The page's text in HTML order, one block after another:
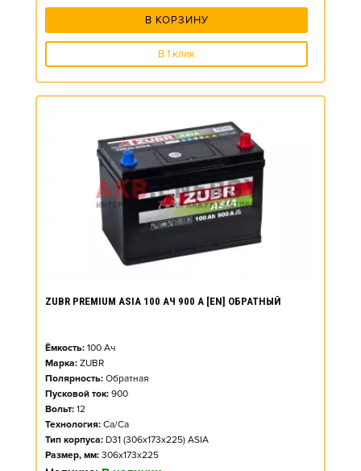
В КОРЗИНУ
В 1 клик
ZUBR PREMIUM ASIA 100 АЧ 900 А [EN] ОБРАТНЫЙ
Ёмкость: 100 Ач
Марка: ZUBR
Полярность: Обратная
Пусковой ток: 900
Вольт: 12
Технология: Ca/Ca
Тип корпуса: D31 (306x173x225) ASIA
Размер, мм: 306x173x225